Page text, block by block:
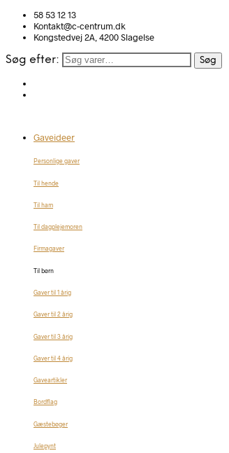
58 53 12 13
Kontakt@c-centrum.dk
Kongstedvej 2A, 4200 Slagelse
Søg efter: Søg
Gaveideer
Personlige gaver
Til hende
Til ham
Til dagplejemoren
Firmagaver
Til børn
Gaver til 1 årig
Gaver til 2 årig
Gaver til 3 årig
Gaver til 4 årig
Gaveartikler
Bordflag
Gæstebøger
Julepynt